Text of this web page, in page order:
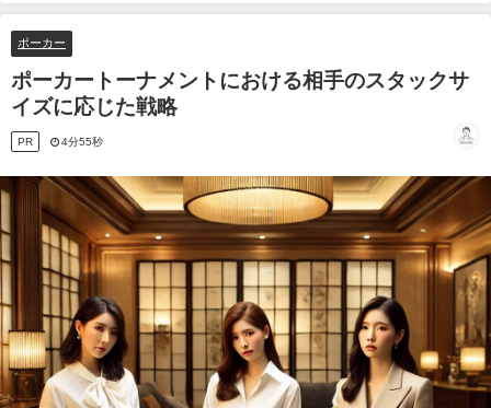
じた戦略
ポーカー
ポーカートーナメントにおける相手のスタックサ
イズに応じた戦略
PR 4分55秒